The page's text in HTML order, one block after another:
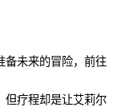
备未来的冒险，前往
但疗程却是让艾莉尔